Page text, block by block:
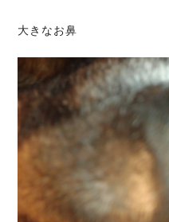
大きなお鼻